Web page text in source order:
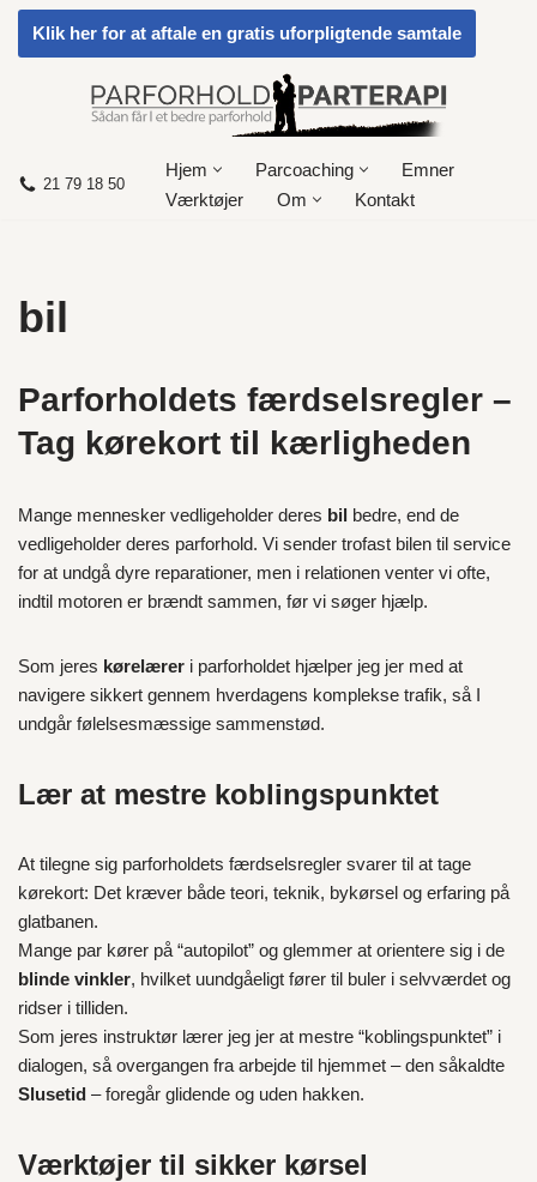
Spring
Klik her for at aftale en gratis uforpligtende samtale
21 79 18 50
Hjem Parcoaching
Emner
Værktøjer
Om Kontakt
bil
Parforholdets færdselsregler –
Tag kørekort til kærligheden
Mange mennesker vedligeholder deres bil bedre, end de
vedligeholder deres parforhold. Vi sender trofast bilen til service
for at undgå dyre reparationer, men i relationen venter vi ofte,
indtil motoren er brændt sammen, før vi søger hjælp.
Som jeres kørelærer i parforholdet hjælper jeg jer med at
navigere sikkert gennem hverdagens komplekse trafik, så I
undgår følelsesmæssige sammenstød.
Lær at mestre koblingspunktet
At tilegne sig parforholdets færdselsregler svarer til at tage
kørekort: Det kræver både teori, teknik, bykørsel og erfaring på
glatbanen.
Mange par kører på “autopilot” og glemmer at orientere sig i de
blinde vinkler, hvilket uundgåeligt fører til buler i selvværdet og
ridser i tilliden.
Som jeres instruktør lærer jeg jer at mestre “koblingspunktet” i
dialogen, så overgangen fra arbejde til hjemmet – den såkaldte
Slusetid – foregår glidende og uden hakken.
Værktøjer til sikker kørsel